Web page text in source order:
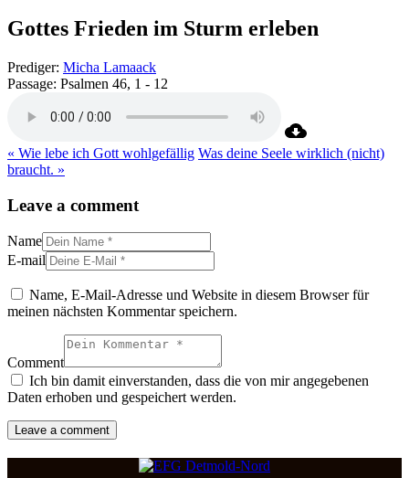
Gottes Frieden im Sturm erleben
Prediger: Micha Lamaack
Passage: Psalmen 46, 1 - 12
« Wie lebe ich Gott wohlgefällig Was deine Seele wirklich (nicht)
braucht. »
Leave a comment
Name
E-mail
Name, E-Mail-Adresse und Website in diesem Browser für
meinen nächsten Kommentar speichern.
Comment
Ich bin damit einverstanden, dass die von mir angegebenen
Daten erhoben und gespeichert werden.